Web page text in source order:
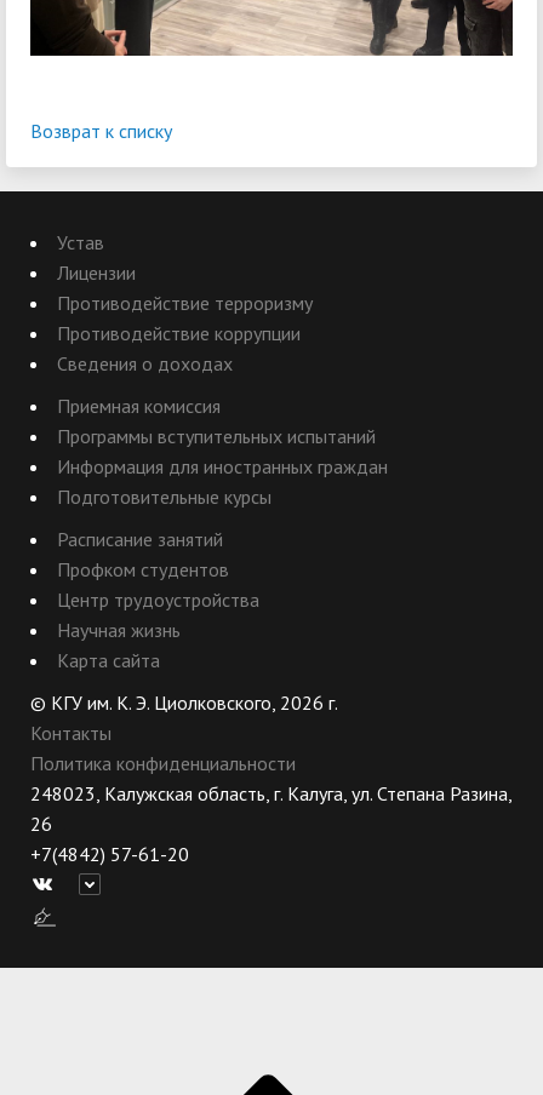
Возврат к списку
Устав
Лицензии
Противодействие терроризму
Противодействие коррупции
Сведения о доходах
Приемная комиссия
Программы вступительных испытаний
Информация для иностранных граждан
Подготовительные курсы
Расписание занятий
Профком студентов
Центр трудоустройства
Научная жизнь
Карта сайта
© КГУ им. К. Э. Циолковского, 2026 г.
Контакты
Политика конфиденциальности
248023, Калужская область, г. Калуга, ул. Степана Разина,
26
+7(4842) 57-61-20